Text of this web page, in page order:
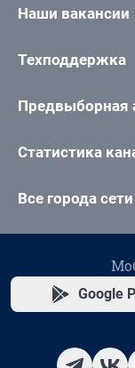
Наши вакансии
Техподдержка
Предвыборная
Статистика
Все города сети
Google